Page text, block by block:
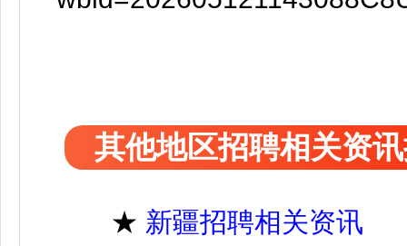
其他地区招聘相关资
★ 新疆招聘相关资讯